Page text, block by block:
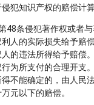
侵犯知识产权的赔偿计
条侵犯著作权或者与
人的实际损失给予赔
的违法所得给予赔偿
为所支付的合理开支
不能确定的，由人民
元以下的赔偿。